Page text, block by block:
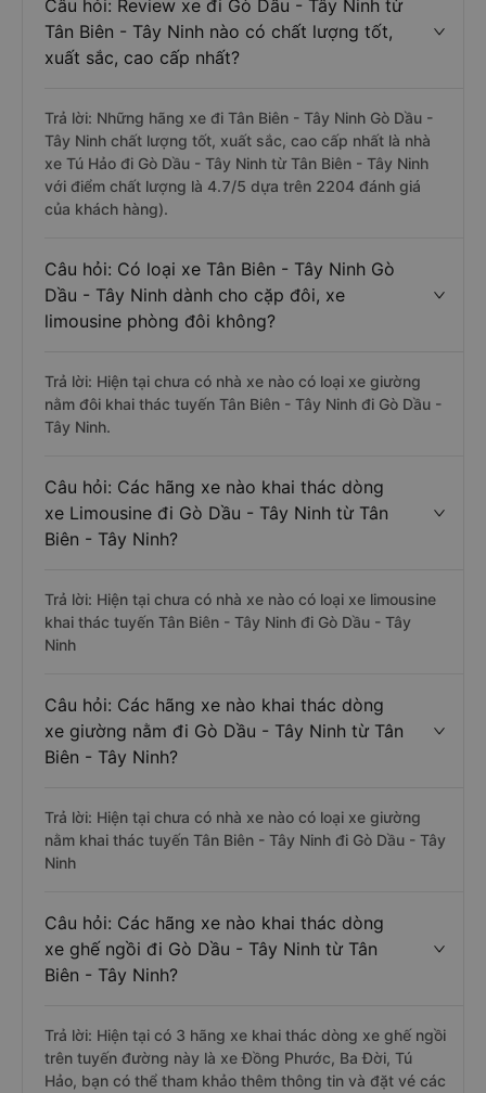
Câu hỏi: Review xe đi Gò Dầu - Tây Ninh từ
Tân Biên - Tây Ninh nào có chất lượng tốt,
xuất sắc, cao cấp nhất?
Trả lời: Những hãng xe đi Tân Biên - Tây Ninh Gò Dầu -
Tây Ninh chất lượng tốt, xuất sắc, cao cấp nhất là nhà
xe Tú Hảo đi Gò Dầu - Tây Ninh từ Tân Biên - Tây Ninh
với điểm chất lượng là 4.7/5 dựa trên 2204 đánh giá
của khách hàng).
Câu hỏi: Có loại xe Tân Biên - Tây Ninh Gò
Dầu - Tây Ninh dành cho cặp đôi, xe
limousine phòng đôi không?
Trả lời: Hiện tại chưa có nhà xe nào có loại xe giường
nằm đôi khai thác tuyến Tân Biên - Tây Ninh đi Gò Dầu -
Tây Ninh.
Câu hỏi: Các hãng xe nào khai thác dòng
xe Limousine đi Gò Dầu - Tây Ninh từ Tân
Biên - Tây Ninh?
Trả lời: Hiện tại chưa có nhà xe nào có loại xe limousine
khai thác tuyến Tân Biên - Tây Ninh đi Gò Dầu - Tây
Ninh
Câu hỏi: Các hãng xe nào khai thác dòng
xe giường nằm đi Gò Dầu - Tây Ninh từ Tân
Biên - Tây Ninh?
Trả lời: Hiện tại chưa có nhà xe nào có loại xe giường
nằm khai thác tuyến Tân Biên - Tây Ninh đi Gò Dầu - Tây
Ninh
Câu hỏi: Các hãng xe nào khai thác dòng
xe ghế ngồi đi Gò Dầu - Tây Ninh từ Tân
Biên - Tây Ninh?
Trả lời: Hiện tại có 3 hãng xe khai thác dòng xe ghế ngồi
trên tuyến đường này là xe Đồng Phước, Ba Đời, Tú
Hảo, bạn có thể tham khảo thêm thông tin và đặt vé các